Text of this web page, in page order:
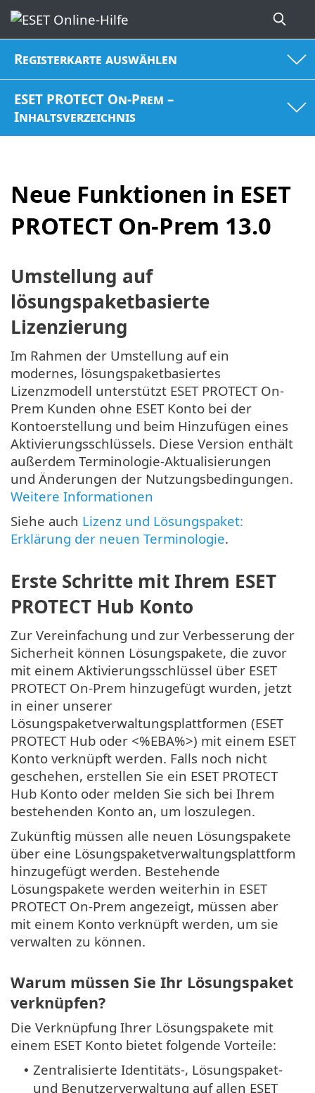
Registerkarte auswählen
ESET PROTECT On-Prem –
Inhaltsverzeichnis
Neue Funktionen in ESET
PROTECT On-Prem 13.0
Umstellung auf
lösungspaketbasierte
Lizenzierung
Im Rahmen der Umstellung auf ein
modernes, lösungspaketbasiertes
Lizenzmodell unterstützt ESET PROTECT On-
Prem Kunden ohne ESET Konto bei der
Kontoerstellung und beim Hinzufügen eines
Aktivierungsschlüssels. Diese Version enthält
außerdem Terminologie-Aktualisierungen
und Änderungen der Nutzungsbedingungen.
Weitere Informationen
Siehe auch Lizenz und Lösungspaket:
Erklärung der neuen Terminologie.
Erste Schritte mit Ihrem ESET
PROTECT Hub Konto
Zur Vereinfachung und zur Verbesserung der
Sicherheit können Lösungspakete, die zuvor
mit einem Aktivierungsschlüssel über ESET
PROTECT On-Prem hinzugefügt wurden, jetzt
in einer unserer
Lösungspaketverwaltungsplattformen (ESET
PROTECT Hub oder <%EBA%>) mit einem ESET
Konto verknüpft werden. Falls noch nicht
geschehen, erstellen Sie ein ESET PROTECT
Hub Konto oder melden Sie sich bei Ihrem
bestehenden Konto an, um loszulegen.
Zukünftig müssen alle neuen Lösungspakete
über eine Lösungspaketverwaltungsplattform
hinzugefügt werden. Bestehende
Lösungspakete werden weiterhin in ESET
PROTECT On-Prem angezeigt, müssen aber
mit einem Konto verknüpft werden, um sie
verwalten zu können.
Warum müssen Sie Ihr Lösungspaket
verknüpfen?
Die Verknüpfung Ihrer Lösungspakete mit
einem ESET Konto bietet folgende Vorteile:
• Zentralisierte Identitäts-, Lösungspaket-
und Benutzerverwaltung auf allen ESET